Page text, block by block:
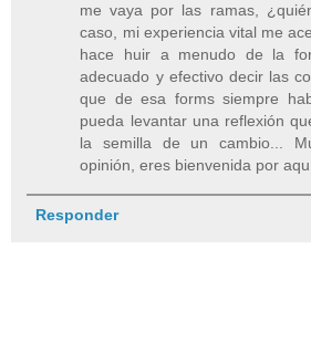
me vaya por las ramas,
caso, mi experiencia vital me
hace huir a menudo de la
adecuado y efectivo decir las
que de esa forms siempre
pueda levantar una reflexión
la semilla de un cambio...
opinión, eres bienvenida por
Responder